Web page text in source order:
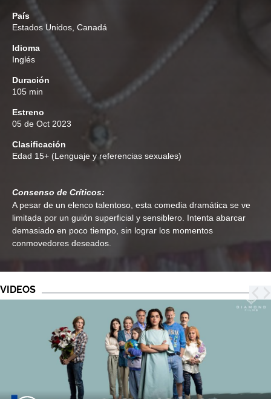
País
Estados Unidos, Canadá
Idioma
Inglés
Duración
105 min
Estreno
05 de Oct 2023
Clasificación
Edad 15+ (Lenguaje y referencias sexuales)
Consenso de Críticos:
A pesar de un elenco talentoso, esta comedia dramática se ve
limitada por un guión superficial y sensiblero. Intenta abarcar
demasiado en poco tiempo, sin lograr los momentos
conmovedores deseados.
VIDEOS